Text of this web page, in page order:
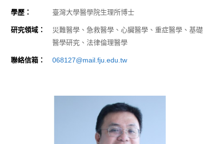
學歷： 臺灣大學醫學院生理所博士
研究領域：
災難醫學、急救醫學、心臟醫學、重症醫學、基礎
醫學研究、法律倫理醫學
聯絡信箱： 068127@mail.fju.edu.tw